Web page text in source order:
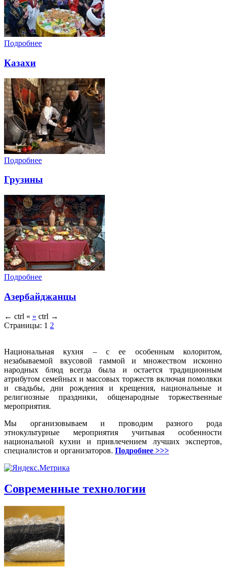
Подробнее
Казахи
Подробнее
Грузины
Подробнее
Азербайджанцы
← ctrl « » ctrl →
Страницы: 1 2
Национальная кухня – с ее особенным колоритом,
незабываемой вкусовой гаммой и множеством исконно
народных блюд всегда была и остается традиционным
атрибутом семейных и массовых торжеств включая помолвки
и свадьбы, дни рождения и крещения, национальные и
религиозные праздники, общенародные торжественные
мероприятия.
Мы организовываем и проводим разного рода
этнокультурные мероприятия учитывая особенности
национальной кухни и привлечением лучших экспертов,
специалистов и организаторов. Подробнее >>>
Современные технологии